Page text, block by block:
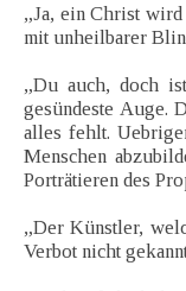
„Ja, ein Christ
mit unheilbarer
„Du auch, doch
gesündeste Auge.
alles fehlt.
Menschen
Porträtieren des
„Der Künstler,
Verbot nicht